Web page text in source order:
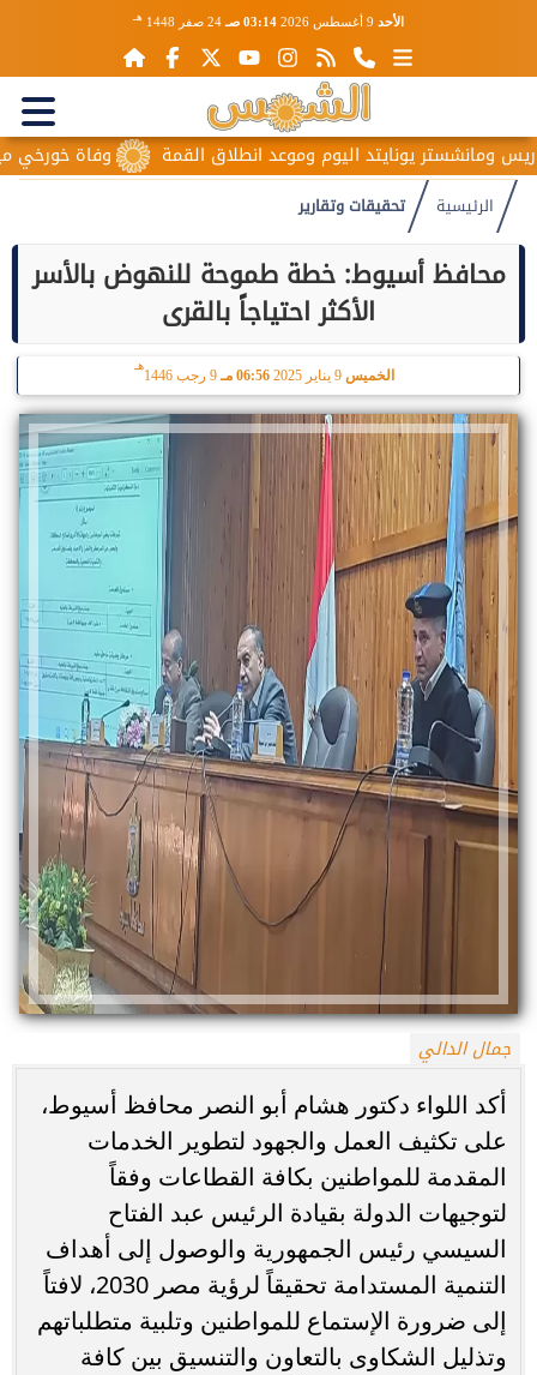
الأحد 03:14 صـ 24 صفر 1448 هـ
وفاة خورخي ميسي والد يونايتد اليوم وموعد انطلاق القمة
الرئيسية تحقيقات وتقارير
محافظ أسيوط: خطة طموحة للنهوض بالأسر
الأكثر احتياجاً بالقرى
الخميس 9 يناير 2025 06:56 مـ 9 رجب 1446
هـ
جمال الدالي
أكد اللواء دكتور هشام أبو النصر محافظ أسيوط،
على تكثيف العمل والجهود لتطوير الخدمات
المقدمة للمواطنين بكافة القطاعات وفقاً
لتوجيهات الدولة بقيادة الرئيس عبد الفتاح
السيسي رئيس الجمهورية والوصول إلى أهداف
التنمية المستدامة تحقيقاً لرؤية مصر 2030، لافتاً
إلى ضرورة الإستماع للمواطنين وتلبية متطلباتهم
وتذليل الشكاوى بالتعاون والتنسيق بين كافة